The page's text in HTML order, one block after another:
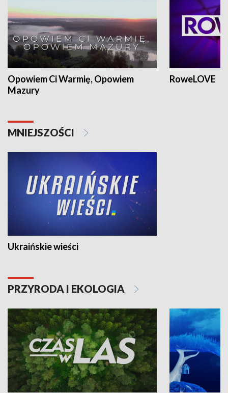
Opowiem Ci Warmię, Opowiem
Mazury
RoweLOVE
MNIEJSZOŚCI
Ukraińskie wieści
PRZYRODA I EKOLOGIA